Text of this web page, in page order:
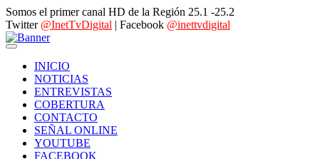
Somos el primer canal HD de la Región 25.1 -25.2
Twitter @InetTvDigital | Facebook @inettvdigital
INICIO
NOTICIAS
ENTREVISTAS
COBERTURA
CONTACTO
SEÑAL ONLINE
YOUTUBE
FACEBOOK